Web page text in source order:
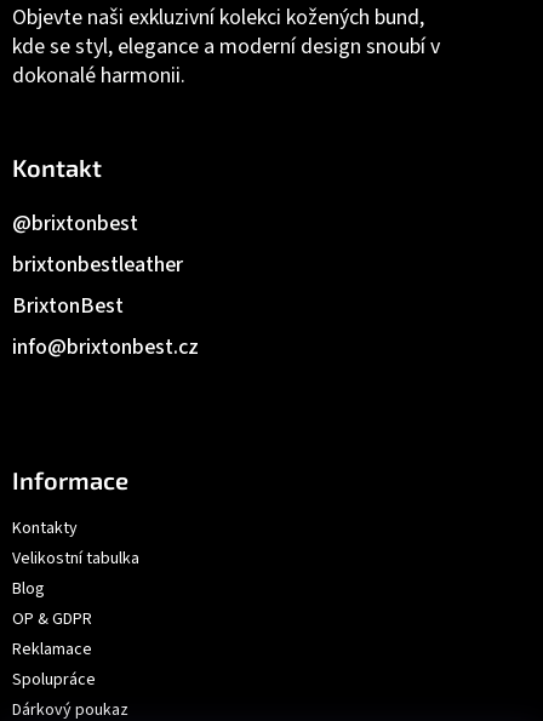
Objevte naši exkluzivní kolekci kožených bund,
kde se styl, elegance a moderní design snoubí v
dokonalé harmonii.
Kontakt
info@brixtonbest.cz
BrixtonBest
brixtonbestleather
@brixtonbest
Informace
Kontakty
Velikostní tabulka
Blog
OP & GDPR
Reklamace
Spolupráce
Dárkový poukaz